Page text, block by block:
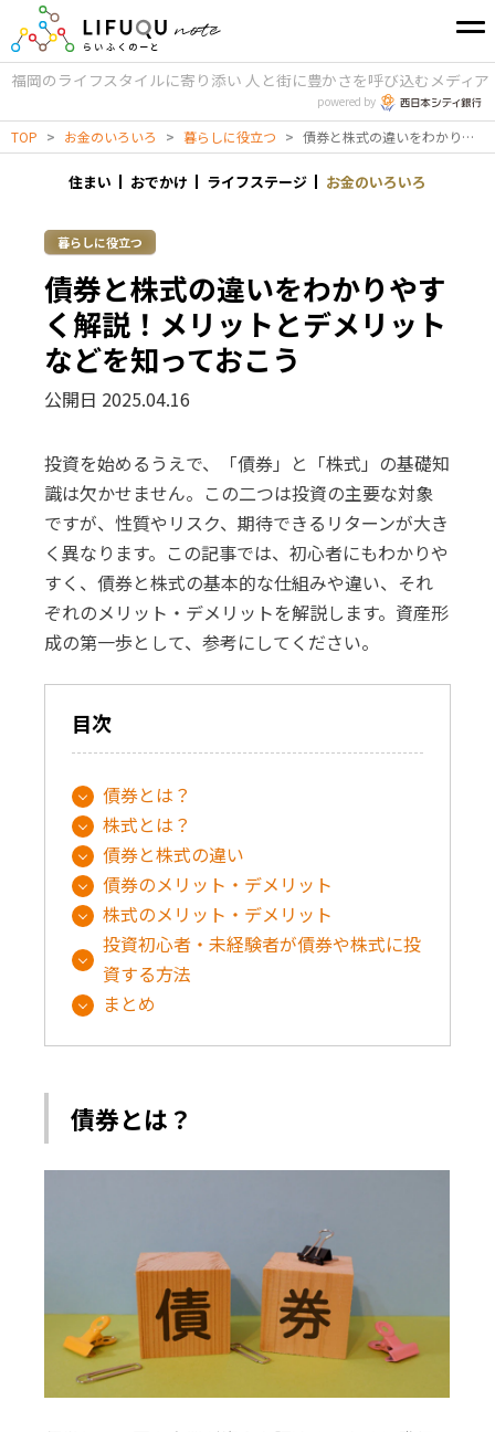
福岡のライフスタイルに寄り添い 人と街に豊かさを呼び込むメディア
powered by
TOP > お金のいろいろ > 暮らしに役立つ > 債券と株式の違いをわかりやすく解説！メリットとデメリットなどを知っておこう
住まい おでかけ ライフステージ お金のいろいろ
暮らしに役立つ
債券と株式の違いをわかりやす
く解説！メリットとデメリット
などを知っておこう
公開日 2025.04.16
投資を始めるうえで、「債券」と「株式」の基礎知
識は欠かせません。この二つは投資の主要な対象
ですが、性質やリスク、期待できるリターンが大き
く異なります。この記事では、初心者にもわかりや
すく、債券と株式の基本的な仕組みや違い、それ
ぞれのメリット・デメリットを解説します。資産形
成の第一歩として、参考にしてください。
目次
債券とは？
株式とは？
債券と株式の違い
債券のメリット・デメリット
株式のメリット・デメリット
投資初心者・未経験者が債券や株式に投
資する方法
まとめ
債券とは？